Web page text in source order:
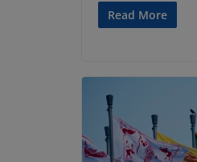
Read More